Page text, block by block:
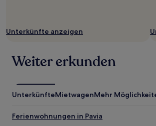
zusätzliche
Unterkünfte anzeigen
Weiter erkunden
UnterkünfteMietwagenMehr
Ferienwohnungen in Pavia